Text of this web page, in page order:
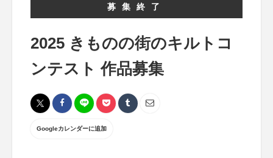
募集終了
2025 きものの街のキルトコ
ンテスト 作品募集
Googleカレンダーに追加